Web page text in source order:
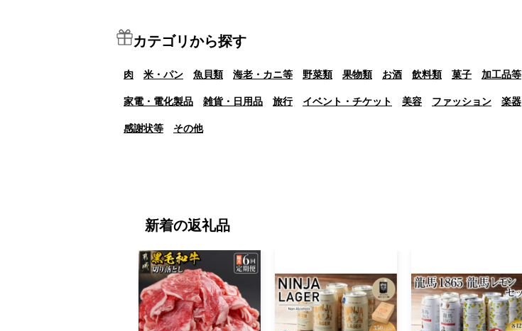
カテゴリから探す
肉 米・パン 魚貝類 海老・カニ等 野菜類 果物類 お酒 飲料類 菓子 加工品等
家電・電化製品 雑貨・日用品 旅行 イベント・チケット 美容 ファッション 楽器
感謝状等 その他
新着の返礼品